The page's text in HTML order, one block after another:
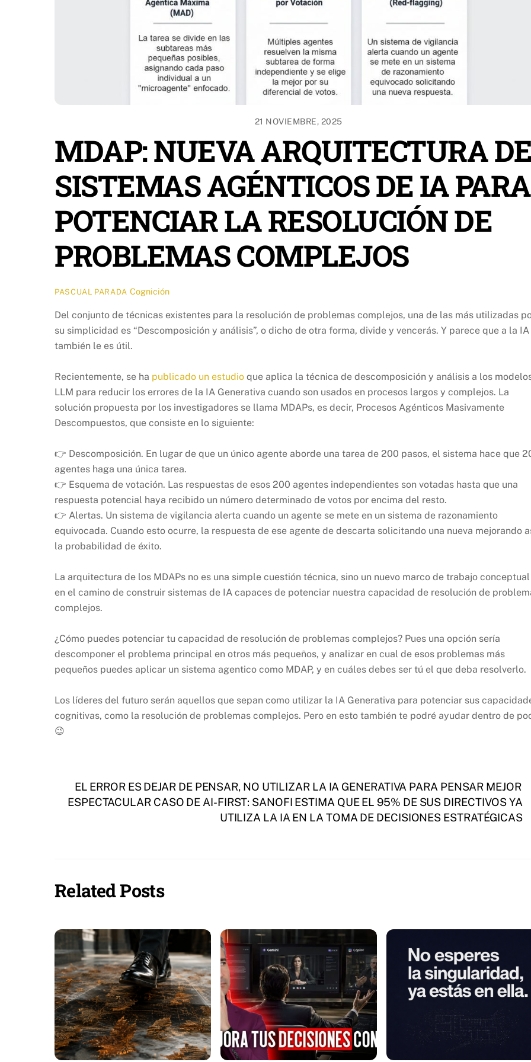
21 NOVIEMBRE, 2025
MDAP: NUEVA ARQUITECTURA DE
SISTEMAS AGÉNTICOS DE IA PARA
POTENCIAR LA RESOLUCIÓN DE
PROBLEMAS COMPLEJOS
PASCUAL PARADA Cognición
Del conjunto de técnicas existentes para la resolución de problemas complejos, una de las más utilizadas
su simplicidad es “Descomposición y análisis”, o dicho de otra forma, divide y vencerás. Y parece que a la IA
también le es útil.
Recientemente, se ha publicado un estudio que aplica la técnica de descomposición y análisis a los
LLM para reducir los errores de la IA Generativa cuando son usados en procesos largos y complejos. La
solución propuesta por los investigadores se llama MDAPs, es decir, Procesos Agénticos Masivamente
Descompuestos, que consiste en lo siguiente:
👉 Descomposición. En lugar de que un único agente aborde una tarea de 200 pasos, el sistema hace que
agentes haga una única tarea.
👉 Esquema de votación. Las respuestas de esos 200 agentes independientes son votadas hasta que una
respuesta potencial haya recibido un número determinado de votos por encima del resto.
👉 Alertas. Un sistema de vigilancia alerta cuando un agente se mete en un sistema de razonamiento
equivocada. Cuando esto ocurre, la respuesta de ese agente de descarta solicitando una nueva mejorando
la probabilidad de éxito.
La arquitectura de los MDAPs no es una simple cuestión técnica, sino un nuevo marco de trabajo conceptual
en el camino de construir sistemas de IA capaces de potenciar nuestra capacidad de resolución de
complejos.
¿Cómo puedes potenciar tu capacidad de resolución de problemas complejos? Pues una opción sería
descomponer el problema principal en otros más pequeños, y analizar en cual de esos problemas más
pequeños puedes aplicar un sistema agentico como MDAP, y en cuáles debes ser tú el que deba resolverlo.
Los líderes del futuro serán aquellos que sepan como utilizar la IA Generativa para potenciar sus
cognitivas, como la resolución de problemas complejos. Pero en esto también te podré ayudar dentro de
😉
EL ERROR ES DEJAR DE PENSAR, NO UTILIZAR LA IA GENERATIVA PARA PENSAR MEJOR
ESPECTACULAR CASO DE AI-FIRST: SANOFI ESTIMA QUE EL 95% DE SUS DIRECTIVOS YA
UTILIZA LA IA EN LA TOMA DE DECISIONES ESTRATÉGICAS
Related Posts